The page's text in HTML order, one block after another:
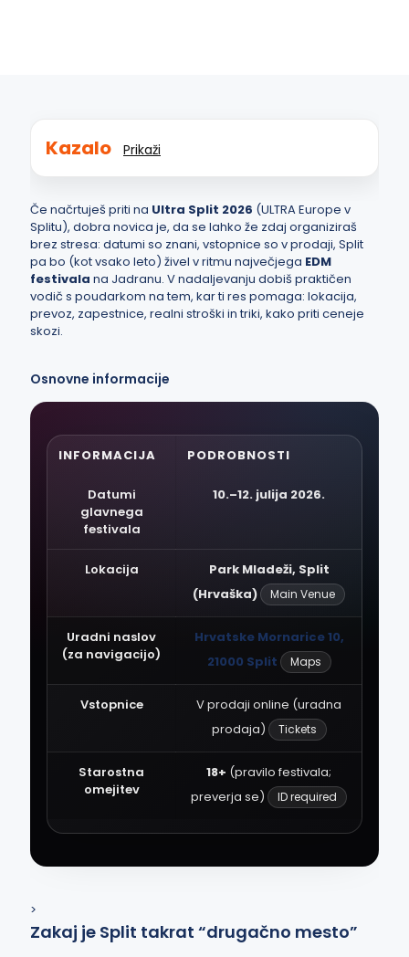
Kazalo Prikaži
Če načrtuješ priti na Ultra Split 2026 (ULTRA Europe v
Splitu), dobra novica je, da se lahko že zdaj organiziraš
brez stresa: datumi so znani, vstopnice so v prodaji, Split
pa bo (kot vsako leto) živel v ritmu največjega EDM
festivala na Jadranu. V nadaljevanju dobiš praktičen
vodič s poudarkom na tem, kar ti res pomaga: lokacija,
prevoz, zapestnice, realni stroški in triki, kako priti ceneje
skozi.
Osnovne informacije
INFORMACIJA PODROBNOSTI
Datumi
glavnega
festivala
10.–12. julija 2026.
Lokacija
Park Mladeži, Split
(Hrvaška)
Main Venue
Uradni naslov
(za navigacijo)
Hrvatske Mornarice 10,
21000 Split
Maps
Vstopnice
V prodaji online (uradna
prodaja)
Tickets
Starostna
omejitev
18+ (pravilo festivala;
preverja se)
ID required
>
Zakaj je Split takrat “drugačno mesto”